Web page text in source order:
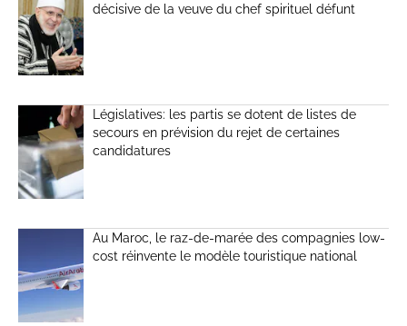
décisive de la veuve du chef spirituel défunt
Législatives: les partis se dotent de listes de
secours en prévision du rejet de certaines
candidatures
Au Maroc, le raz-de-marée des compagnies low-
cost réinvente le modèle touristique national